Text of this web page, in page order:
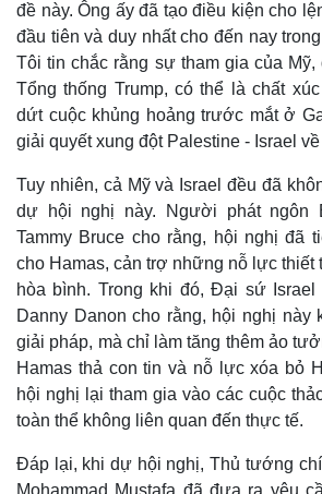
đề này. Ông ấy đã tạo điều kiện cho
đầu tiên và duy nhất cho đến nay
Tôi tin chắc rằng sự tham gia của Mỹ,
Tổng thống Trump, có thể là chất
dứt cuộc khủng hoảng trước mắt ở
giải quyết xung đột Palestine - Israel về
Tuy nhiên, cả Mỹ và Israel đều đã
dự hội nghị này. Người phát ngôn
Tammy Bruce cho rằng, hội nghị đã
cho Hamas, cản trợ những nỗ lực
hòa bình. Trong khi đó, Đại sứ
Danny Danon cho rằng, hội nghị này
giải pháp, mà chỉ làm tăng thêm ảo
Hamas thả con tin và nỗ lực xóa bỏ
hội nghị lại tham gia vào các cuộc
toàn thể không liên quan đến thực tế.
Đáp lại, khi dự hội nghị, Thủ tướng